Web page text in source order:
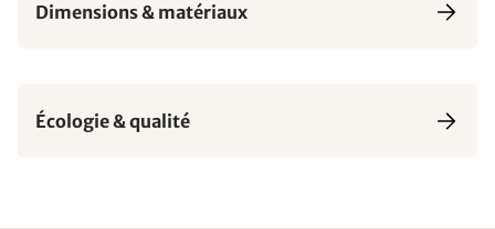
Dimensions & matériaux
Écologie & qualité